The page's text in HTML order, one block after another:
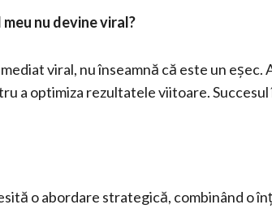
nu devine viral?
viral, nu înseamnă că este un eșec.
a optimiza rezultatele viitoare. Succesul
o abordare strategică, combinând o